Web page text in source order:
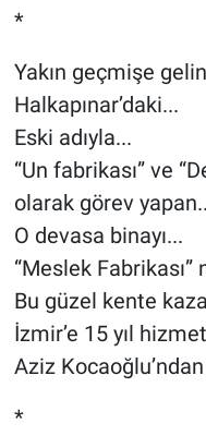
*
Yakın geçmişe
Halkapınar’daki...
Eski adıyla...
“Un fabrikası” ve
olarak görev
O devasa binayı...
“Meslek Fabrikası”
Bu güzel kente
İzmir’e 15 yıl
Aziz
*